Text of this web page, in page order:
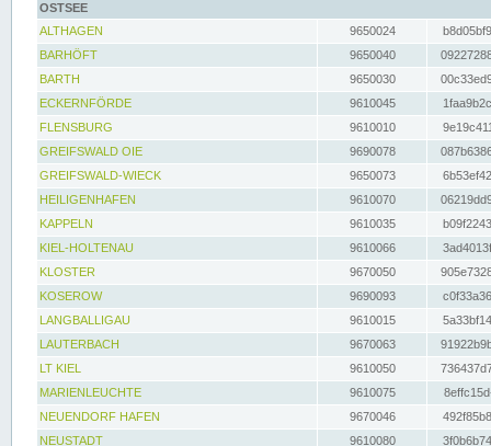
OSTSEE
ALTHAGEN
9650024
BARHÖFT
9650040
BARTH
9650030
ECKERNFÖRDE
9610045
FLENSBURG
9610010
GREIFSWALD OIE
9690078
GREIFSWALD-WIECK
9650073
HEILIGENHAFEN
9610070
KAPPELN
9610035
KIEL-HOLTENAU
9610066
KLOSTER
9670050
KOSEROW
9690093
LANGBALLIGAU
9610015
LAUTERBACH
9670063
LT KIEL
9610050
MARIENLEUCHTE
9610075
NEUENDORF HAFEN
9670046
NEUSTADT
9610080